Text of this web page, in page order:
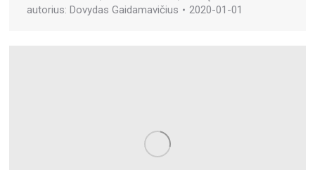
autorius: Dovydas Gaidamavičius 2020-01-01